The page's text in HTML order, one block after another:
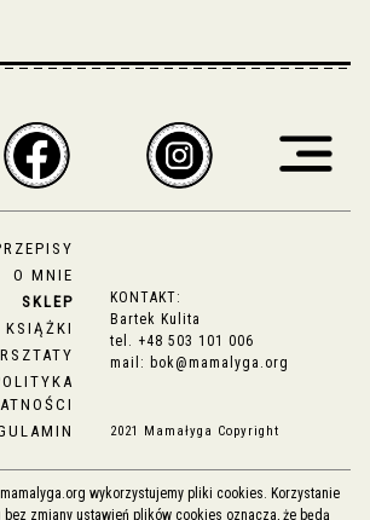
O MNIE
SKLEP
KSIĄŻKI
KONTAKT:
Bartek Kulita
tel. +48 503 101 006
mail: bok@mamalyga.org
2021 Mamałyga Copyright
wykorzystujemy pliki cookies. Korzystanie
zmiany ustawień plików cookies oznacza, że będą